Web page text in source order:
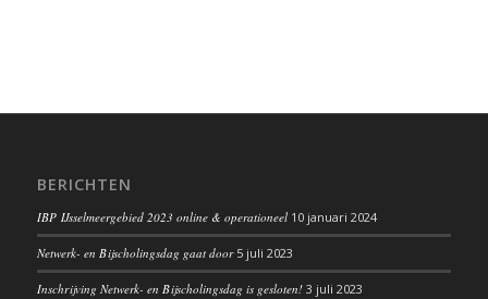
BERICHTEN
IBP IJsselmeergebied 2023 online & operationeel 10 januari 2024
Netwerk- en Bijscholingsdag gaat door 5 juli 2023
Inschrijving Netwerk- en Bijscholingsdag is gesloten! 3 juli 2023